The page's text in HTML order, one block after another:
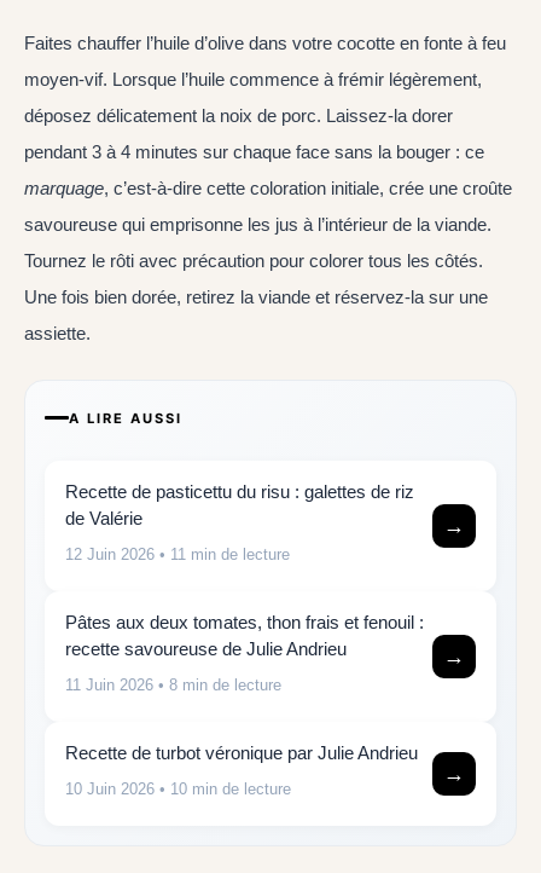
Faites chauffer l’huile d’olive dans votre cocotte en fonte à feu
moyen-vif. Lorsque l’huile commence à frémir légèrement,
déposez délicatement la noix de porc. Laissez-la dorer
pendant 3 à 4 minutes sur chaque face sans la bouger : ce
marquage, c’est-à-dire cette coloration initiale, crée une croûte
savoureuse qui emprisonne les jus à l’intérieur de la viande.
Tournez le rôti avec précaution pour colorer tous les côtés.
Une fois bien dorée, retirez la viande et réservez-la sur une
assiette.
A LIRE AUSSI
Recette de pasticettu du risu : galettes de riz
de Valérie
12 Juin 2026 • 11 min de lecture
→
Pâtes aux deux tomates, thon frais et fenouil :
recette savoureuse de Julie Andrieu
11 Juin 2026 • 8 min de lecture
→
Recette de turbot véronique par Julie Andrieu
10 Juin 2026 • 10 min de lecture
→